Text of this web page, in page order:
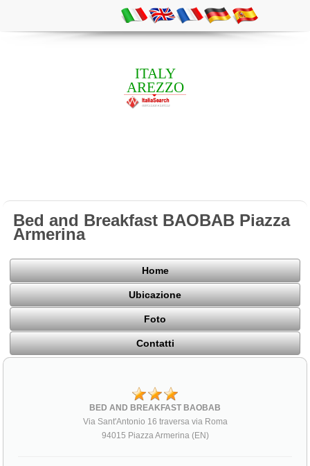
ITALY
AREZZO
Bed and Breakfast BAOBAB Piazza
Armerina
Home
Ubicazione
Foto
Contatti
BED AND BREAKFAST BAOBAB
Via Sant'Antonio 16 traversa via Roma
94015 Piazza Armerina (EN)